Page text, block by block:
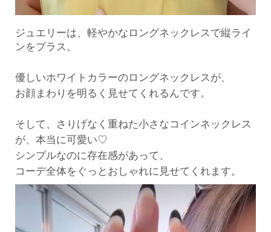
ジュエリーは、軽やかなロングネックレスで縦ライ
ンをプラス。
優しいホワイトカラーのロングネックレスが、
お顔まわりを明るく見せてくれるんです。
そして、さりげなく重ねた小さなコインネックレス
が、本当に可愛い♡
シンプルなのに存在感があって、
コーデ全体をぐっとおしゃれに見せてくれます。